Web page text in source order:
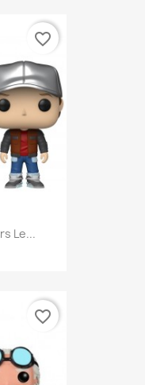
Le...
favorite_border
favorite_border